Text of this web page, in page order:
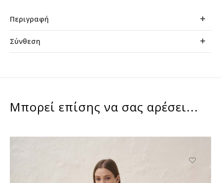
Περιγραφή
Σύνθεση
Μπορεί επίσης να σας αρέσει...